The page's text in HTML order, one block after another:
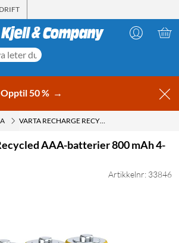
50 % →
VARTA RECHARGE RECYCLED AAA-BATTERIER 800 MAH 4-PK.
AAA-batterier 800 mAh 4-
Artikkelnr: 33846